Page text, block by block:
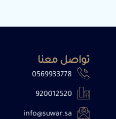
تواصل معنا
0569933778
920012520
info@suwar.sa